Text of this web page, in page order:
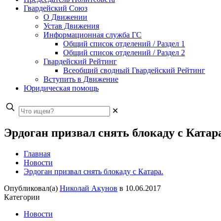
Гвардейский Союз
О Движении
Устав Движения
Информационная служба ГС
Общий список отделений / Раздел 1
Общий список отделений / Раздел 2
Гвардейский Рейтинг
Всеобщий сводный Гвардейский Рейтинг
Вступить в Движение
Юридическая помощь
✕
Эрдоган призвал снять блокаду с
Главная
Новости
Эрдоган призвал снять блокаду с Катара.
Опубликовал(а) Николай Акунов в 10.06.2017
Категории
Новости